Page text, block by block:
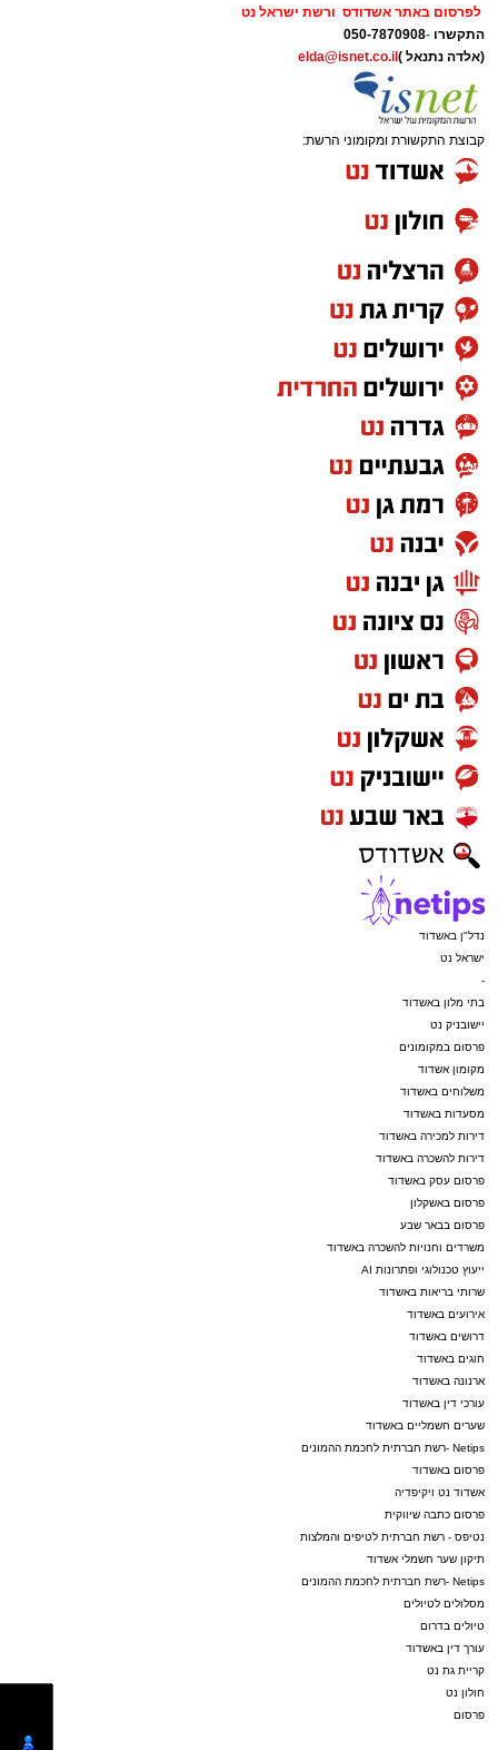
לפרסום באתר אשדודס ורשת ישראל נט
התקשרו -
050-7870908
(אלדה נתנאל ) elda@isnet.co.il
קבוצת התקשורת ומקומוני הרשת:
נדל"ן באשדוד
ישראל נט
-
בתי מלון באשדוד
יישובניק נט
פרסום במקומונים
מקומון אשדוד
משלוחים באשדוד
מסעדות באשדוד
דירות למכירה באשדוד
דירות להשכרה באשדוד
פרסום עסק באשדוד
פרסום באשקלון
פרסום בבאר שבע
משרדים וחנויות להשכרה באשדוד
ייעוץ טכנולוגי ופתרונות AI
שרותי בריאות באשדוד
אירועים באשדוד
דרושים באשדוד
חוגים באשדוד
ארנונה באשדוד
עורכי דין באשדוד
שערים חשמליים באשדוד
Netips -רשת חברתית לחכמת ההמונים
פרסום באשדוד
אשדוד נט ויקיפדיה
פרסום כתבה שיווקית
נטיפס - רשת חברתית לטיפים והמלצות
תיקון שער חשמלי אשדוד
Netips -רשת חברתית לחכמת ההמונים
מסלולים לטיולים
טיולים בדרום
עורך דין באשדוד
קריית גת נט
חולון נט
פרסום